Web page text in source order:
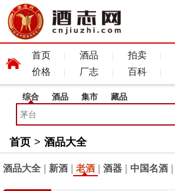
首页 酒品 拍卖
价格
厂志 百科
综合 酒品 集市 藏品
首页 > 酒品大全
酒品大全 新酒 老酒 酒器 中国名酒